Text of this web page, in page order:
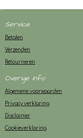
Service
Betalen
Verzenden
Retourneren
Overige info
Algemene voorwaarden
Privacy verklaring
Disclaimer
Cookieverklaring